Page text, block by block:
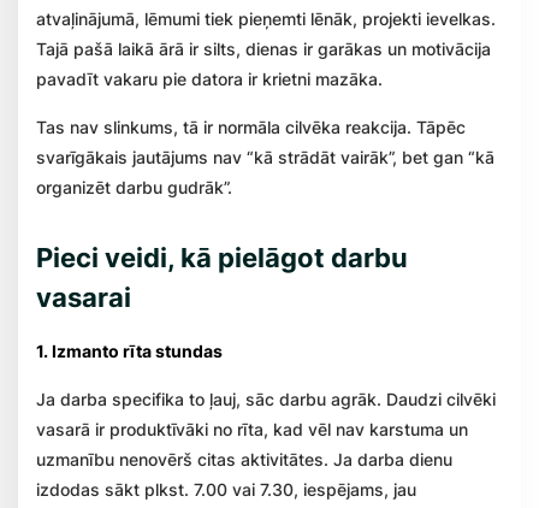
atvaļinājumā, lēmumi tiek pieņemti lēnāk, projekti ievelkas.
Tajā pašā laikā ārā ir silts, dienas ir garākas un motivācija
pavadīt vakaru pie datora ir krietni mazāka.
Tas nav slinkums, tā ir normāla cilvēka reakcija. Tāpēc
svarīgākais jautājums nav “kā strādāt vairāk”, bet gan “kā
organizēt darbu gudrāk”.
Pieci veidi, kā pielāgot darbu
vasarai
1. Izmanto rīta stundas
Ja darba specifika to ļauj, sāc darbu agrāk. Daudzi cilvēki
vasarā ir produktīvāki no rīta, kad vēl nav karstuma un
uzmanību nenovērš citas aktivitātes. Ja darba dienu
izdodas sākt plkst. 7.00 vai 7.30, iespējams, jau